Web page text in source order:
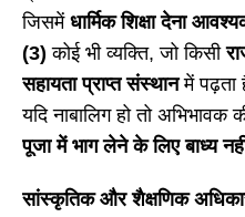
जिसमें धार्मिक शिक्षा देना
(3) कोई भी व्यक्ति, जो किसी
सहायता प्राप्त संस्थानमें पढ़ता
यदि नाबालिग हो तो अभिभावक
पूजा में भाग लेने के लिए बाध्य
सांस्कृतिक और शैक्षणिक